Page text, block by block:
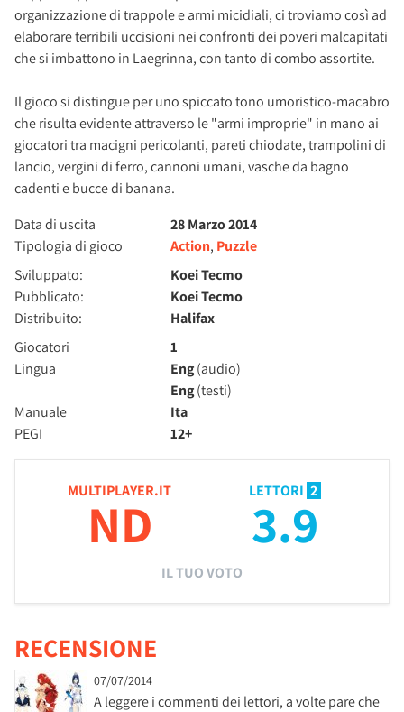
organizzazione di trappole e armi micidiali, ci troviamo così ad
elaborare terribili uccisioni nei confronti dei poveri malcapitati
che si imbattono in Laegrinna, con tanto di combo assortite.
Il gioco si distingue per uno spiccato tono umoristico-macabro
che risulta evidente attraverso le "armi improprie" in mano ai
giocatori tra macigni pericolanti, pareti chiodate, trampolini di
lancio, vergini di ferro, cannoni umani, vasche da bagno
cadenti e bucce di banana.
Data di uscita
28 Marzo 2014
Tipologia di gioco
Action, Puzzle
Sviluppato:
Koei Tecmo
Pubblicato:
Koei Tecmo
Distribuito:
Halifax
Giocatori
1
Lingua
Eng(audio)
Eng(testi)
Manuale
Ita
PEGI
12+
MULTIPLAYER.IT
ND
LETTORI 2
3.9
IL TUO VOTO
RECENSIONE
07/07/2014
A leggere i commenti dei lettori, a volte pare che